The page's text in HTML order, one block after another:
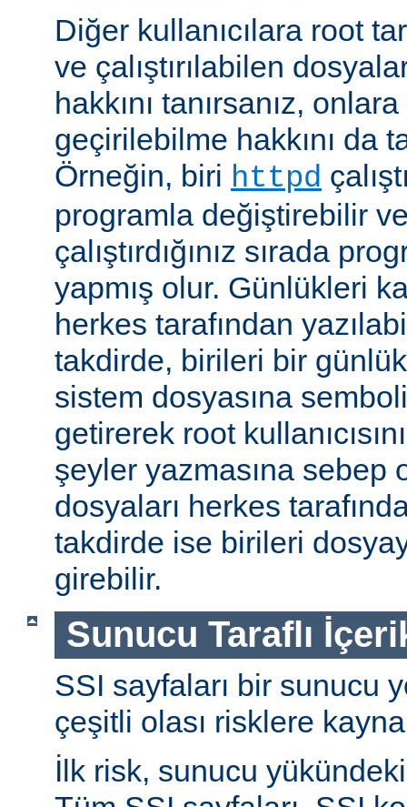
Diğer kullanıcılara root
ve çalıştırılabilen
hakkını tanırsanız,
geçirilebilme hakkını da
Örneğin, biri httpd
programla değiştirebilir
çalıştırdığınız sırada
yapmış olur. Günlükleri
herkes tarafından
takdirde, birileri bir günlük
sistem dosyasına
getirerek root
şeyler yazmasına sebep
dosyaları herkes
takdirde ise birileri
girebilir.
Sunucu Taraflı
SSI sayfaları bir sunucu
çeşitli olası risklere
İlk risk, sunucu yükündeki